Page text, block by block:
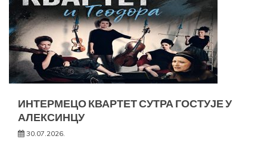
ИНТЕРМЕЦО КВАРТЕТ СУТРА ГОСТУЈЕ У
АЛЕКСИНЦУ
30.07.2026.